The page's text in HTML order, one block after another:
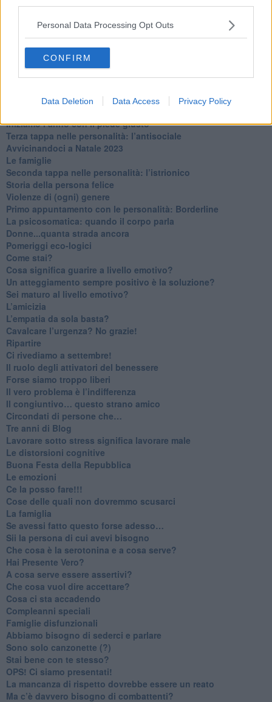
Personal Data Processing Opt Outs
CONFIRM
Data Deletion Data Access Privacy Policy
​Giornata del Fiocchetto Lilla
​Venerdì emozionalmente sostenibile
Ma ti ascolti?
Contornati di persone che…
Non dare niente per scontato
Quarta tappa nelle personalità: il narcisista
​Iniziamo l’anno con il piede giusto
​Terza tappa nelle personalità: l’antisociale
​Avvicinandoci a Natale 2023
Le famiglie
Seconda tappa nelle personalità: l’istrionico
​Storia della persona felice
Violenze di (ogni) genere
​Primo appuntamento con le personalità: Borderline
La psicosomatica: quando il corpo parla
Donne...quanta strada ancora
​Pomeriggi eco-logici
​Come stai?
Cosa significa guarire a livello emotivo?
​Un atteggiamento sempre positivo è la soluzione?
​Sei maturo al livello emotivo?
​L’amicizia
​L’empatia da sola basta?
​Cavalcare l’urgenza? No grazie!
Ripartire
​Ci rivediamo a settembre!
​Il ruolo degli attivatori del benessere
​Forse siamo troppo liberi
​Il vero problema è l’indifferenza
​Il congiuntivo… questo strano amico
​Circondati di persone che…
​Tre anni di Blog
​Lavorare sotto stress significa lavorare male
​Le distorsioni cognitive
​Buona Festa della Repubblica
Le emozioni
​Ce la posso fare!!!
​Cose delle quali non dovremmo scusarci
​La famiglia
​Se avessi fatto questo forse adesso…
​Sii la persona di cui avevi bisogno
Che cosa è la serotonina e a cosa serve?
​Hai Presente Vero?
A cosa serve essere assertivi?
​Che cosa vuol dire accettare?
​Cosa ci sta accadendo
​Compleanni speciali
​Famiglie disfunzionali
​Abbiamo bisogno di sederci e parlare
Sono solo canzonette (?)
​Stai bene con te stesso?
​OPS! Ci siamo presentati!
​La mancanza di rispetto dovrebbe essere un reato
​Ma c’è davvero bisogno di combattenti?